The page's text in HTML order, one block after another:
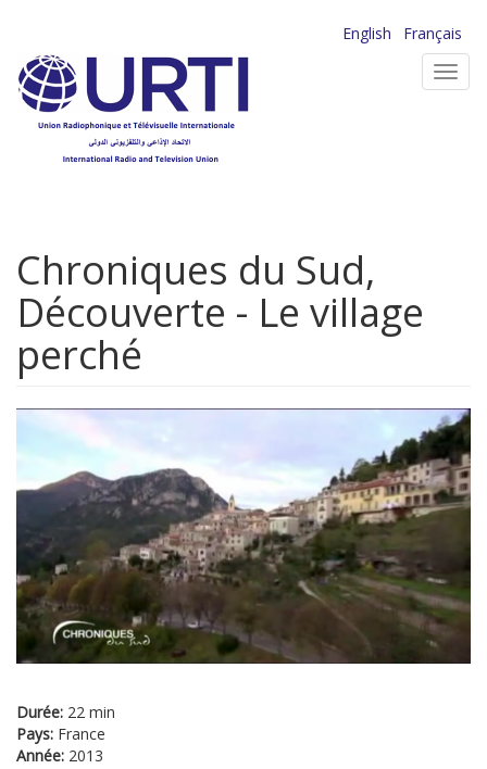
contenu
principal
English
Français
Chroniques du Sud,
Découverte - Le village
perché
Durée: 22 min
Pays: France
Année: 2013